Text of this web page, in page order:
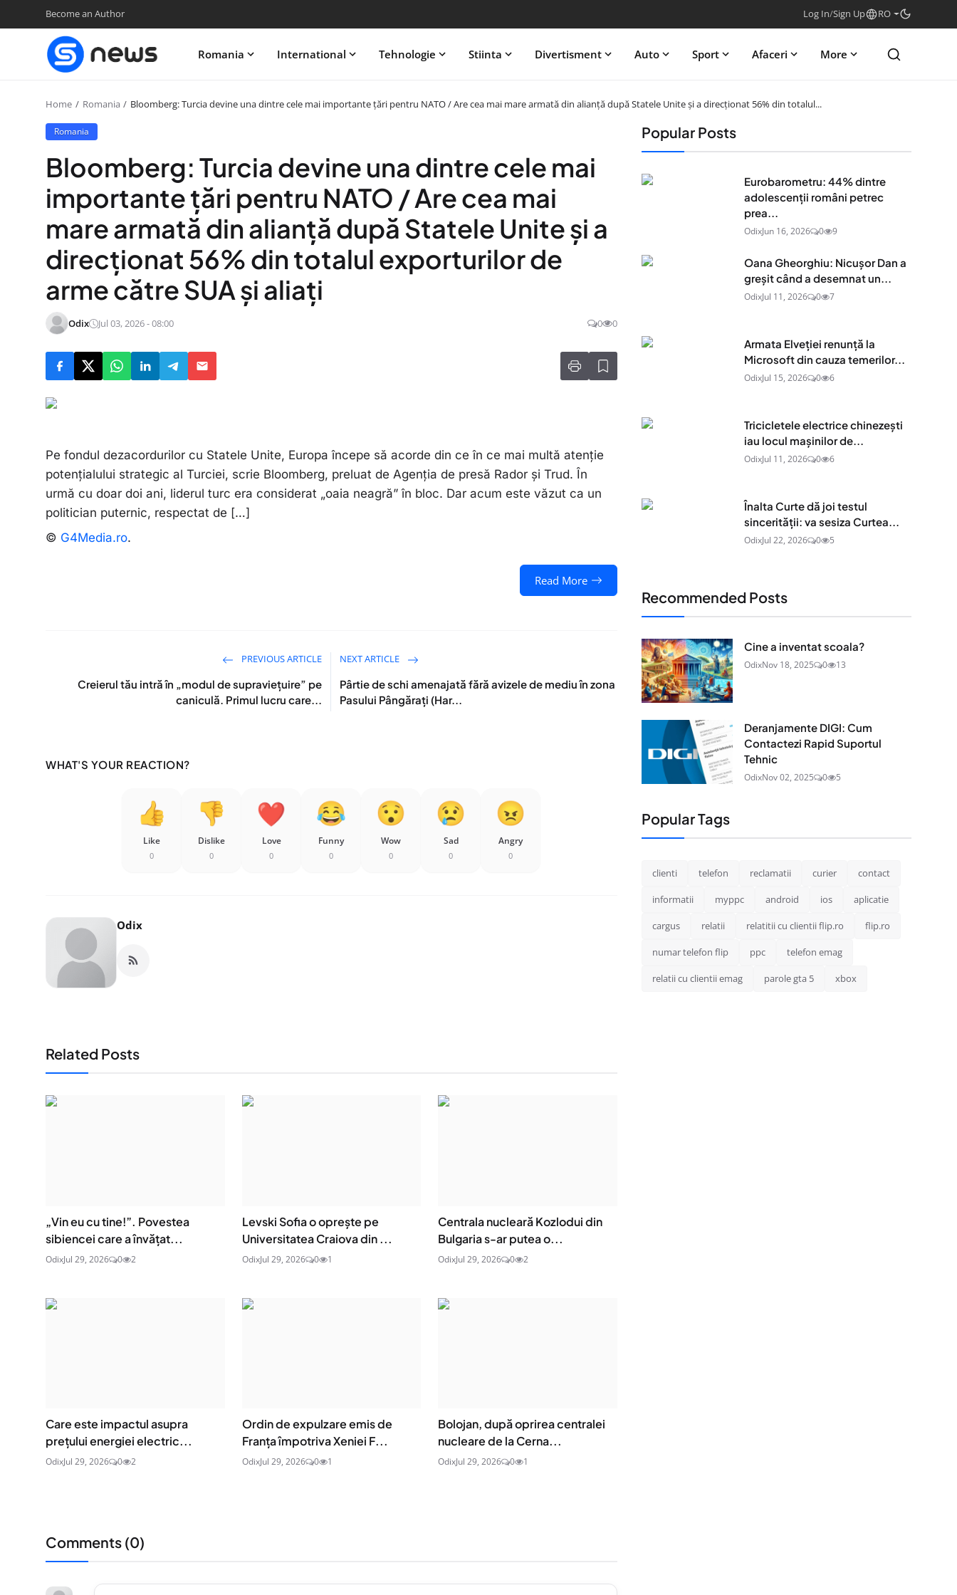
Become an Author Log In/Sign Up RO
Romania International Tehnologie Stiinta Divertisment Auto Sport Afaceri More
Home Romania Bloomberg: Turcia devine una dintre cele mai importante țări pentru NATO / Are cea mai mare armată din alianță după Statele Unite și a direcționat 56% din totalul...
Romania
Bloomberg: Turcia devine una dintre cele mai
importante țări pentru NATO / Are cea mai
mare armată din alianță după Statele Unite și a
direcționat 56% din totalul exporturilor de
arme către SUA și aliați
Odix Jul 03, 2026 - 08:00 0 0
Pe fondul dezacordurilor cu Statele Unite, Europa începe să acorde din ce în ce mai multă atenție
potențialului strategic al Turciei, scrie Bloomberg, preluat de Agenția de presă Rador și Trud. În
urmă cu doar doi ani, liderul turc era considerat „oaia neagră” în bloc. Dar acum este văzut ca un
politician puternic, respectat de […]
© G4Media.ro.
Read More
PREVIOUS ARTICLE
Creierul tău intră în „modul de supraviețuire” pe
caniculă. Primul lucru care...
NEXT ARTICLE
Pârtie de schi amenajată fără avizele de mediu în zona
Pasului Pângăraţi (Har...
WHAT'S YOUR REACTION?
Like
0
Dislike
0
Love
0
Funny
0
Wow
0
Sad
0
Angry
0
Odix
Related Posts
„Vin eu cu tine!”. Povestea
sibiencei care a învățat...
OdixJul 29, 2026 0 2
Levski Sofia o oprește pe
Universitatea Craiova din ...
OdixJul 29, 2026 0 1
Centrala nucleară Kozlodui din
Bulgaria s-ar putea o...
OdixJul 29, 2026 0 2
Care este impactul asupra
prețului energiei electric...
OdixJul 29, 2026 0 2
Ordin de expulzare emis de
Franța împotriva Xeniei F...
OdixJul 29, 2026 0 1
Bolojan, după oprirea centralei
nucleare de la Cerna...
OdixJul 29, 2026 0 1
Comments (0)
Popular Posts
Eurobarometru: 44% dintre
adolescenţii români petrec
prea...
OdixJun 16, 2026 0 9
Oana Gheorghiu: Nicușor Dan a
greșit când a desemnat un...
OdixJul 11, 2026 0 7
Armata Elveției renunță la
Microsoft din cauza temerilor...
OdixJul 15, 2026 0 6
Tricicletele electrice chinezești
iau locul mașinilor de...
OdixJul 11, 2026 0 6
Înalta Curte dă joi testul
sincerității: va sesiza Curtea...
OdixJul 22, 2026 0 5
Recommended Posts
Cine a inventat scoala?
OdixNov 18, 2025 0 13
Deranjamente DIGI: Cum
Contactezi Rapid Suportul
Tehnic
OdixNov 02, 2025 0 5
Popular Tags
clienti telefon reclamatii curier contact
informatii myppc android ios aplicatie
cargus relatii relatitii cu clientii flip.ro flip.ro
numar telefon flip ppc telefon emag
relatii cu clientii emag parole gta 5 xbox